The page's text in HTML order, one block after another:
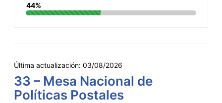
44%
Última actualización: 03/08/2026
33 – Mesa Nacional de
Políticas Postales